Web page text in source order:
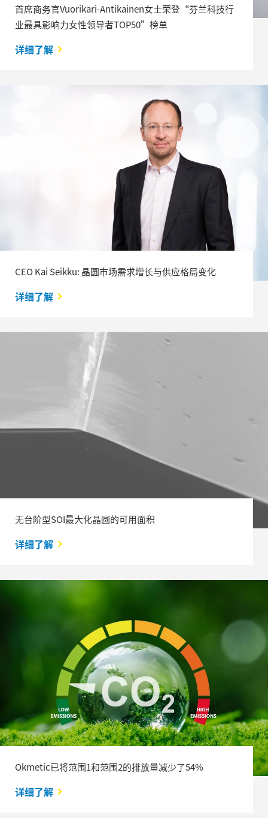
首席商务官Vuorikari-Antikainen女士荣登“芬兰科技行
业最具影响力女性领导者TOP50”榜单
详细了解
CEO Kai Seikku: 晶圆市场需求增长与供应格局变化
详细了解
无台阶型SOI最大化晶圆的可用面积
详细了解
Okmetic已将范围1和范围2的排放量减少了54%
详细了解